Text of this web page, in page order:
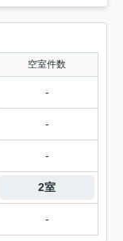
空室件数
-
-
-
2室
-